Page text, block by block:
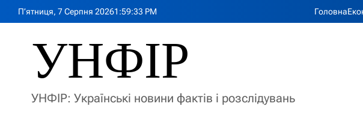
П’ятниця, 7 Серпня 20261 :59:35 PM Головна
УНФІР
УНФІР: Українські новини фактів і розслідувань